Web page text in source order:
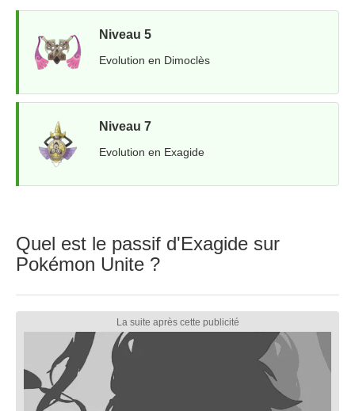
Niveau 5
Evolution en Dimoclès
Niveau 7
Evolution en Exagide
Quel est le passif d'Exagide sur
Pokémon Unite ?